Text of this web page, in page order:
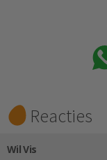
Reacties
Wil Vis